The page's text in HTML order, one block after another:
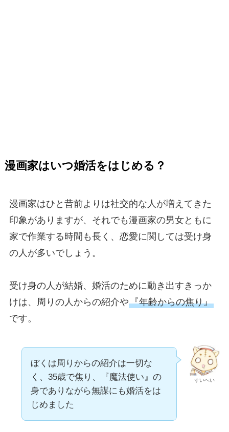
漫画家はいつ婚活をはじめる？
漫画家はひと昔前よりは社交的な人が増えてきた
印象がありますが、それでも漫画家の男女ともに
家で作業する時間も長く、恋愛に関しては受け身
の人が多いでしょう。
受け身の人が結婚、婚活のために動き出すきっか
けは、周りの人からの紹介や『年齢からの焦り』
です。
すいへい
ぼくは周りからの紹介は一切な
く、35歳で焦り、『魔法使い』の
身でありながら無謀にも婚活をは
じめました